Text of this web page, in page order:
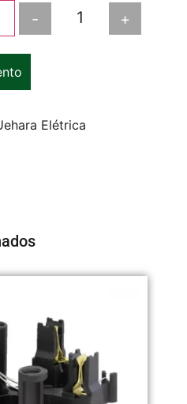
- +
Elétrica